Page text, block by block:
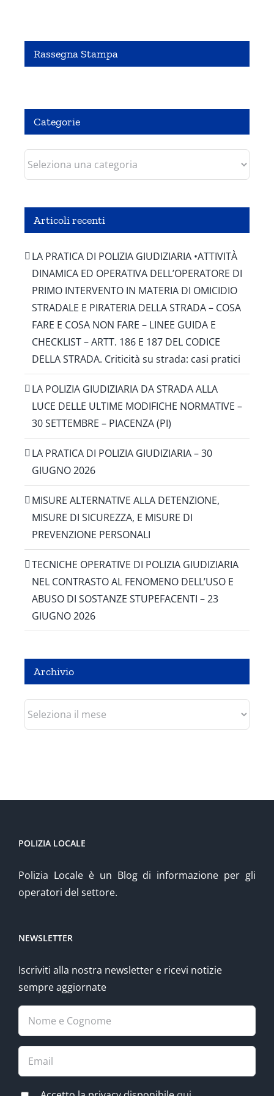
Rassegna Stampa
Pubbliredazionale – Crocevia 07 Agosto 2020
Categorie
Categorie
Articoli recenti
LA PRATICA DI POLIZIA GIUDIZIARIA •ATTIVITÀ
DINAMICA ED OPERATIVA DELL’OPERATORE DI
PRIMO INTERVENTO IN MATERIA DI OMICIDIO
STRADALE E PIRATERIA DELLA STRADA – COSA
FARE E COSA NON FARE – LINEE GUIDA E
CHECKLIST – ARTT. 186 E 187 DEL CODICE
DELLA STRADA. Criticità su strada: casi pratici
LA POLIZIA GIUDIZIARIA DA STRADA ALLA
LUCE DELLE ULTIME MODIFICHE NORMATIVE –
30 SETTEMBRE – PIACENZA (PI)
LA PRATICA DI POLIZIA GIUDIZIARIA – 30
GIUGNO 2026
MISURE ALTERNATIVE ALLA DETENZIONE,
MISURE DI SICUREZZA, E MISURE DI
PREVENZIONE PERSONALI
TECNICHE OPERATIVE DI POLIZIA GIUDIZIARIA
NEL CONTRASTO AL FENOMENO DELL’USO E
ABUSO DI SOSTANZE STUPEFACENTI – 23
GIUGNO 2026
Archivio
Archivio
POLIZIA LOCALE
Polizia Locale è un Blog di informazione per gli
operatori del settore.
NEWSLETTER
Iscriviti alla nostra newsletter e ricevi notizie
sempre aggiornate